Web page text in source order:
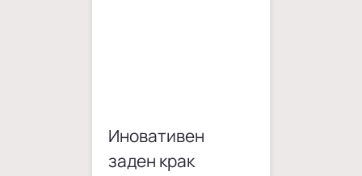
Иновативен
заден крак